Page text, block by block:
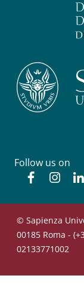
Follow us on
Facebook
© Sapienza
00185 Roma -
02133771002